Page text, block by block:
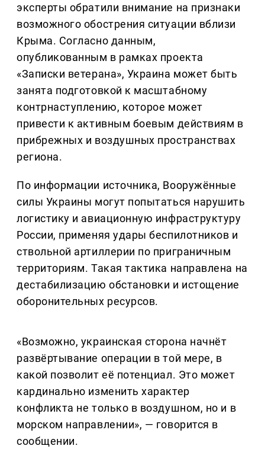
эксперты обратили внимание на признаки
возможного обострения ситуации вблизи
Крыма. Согласно данным,
опубликованным в рамках проекта
«Записки ветерана», Украина может быть
занята подготовкой к масштабному
контрнаступлению, которое может
привести к активным боевым действиям в
прибрежных и воздушных пространствах
региона.
По информации источника, Вооружённые
силы Украины могут попытаться нарушить
логистику и авиационную инфраструктуру
России, применяя удары беспилотников и
ствольной артиллерии по приграничным
территориям. Такая тактика направлена на
дестабилизацию обстановки и истощение
оборонительных ресурсов.
«Возможно, украинская сторона начнёт
развёртывание операции в той мере, в
какой позволит её потенциал. Это может
кардинально изменить характер
конфликта не только в воздушном, но и в
морском направлении», — говорится в
сообщении.